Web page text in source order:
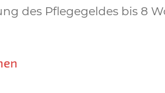
des Pflegegeldes bis 8